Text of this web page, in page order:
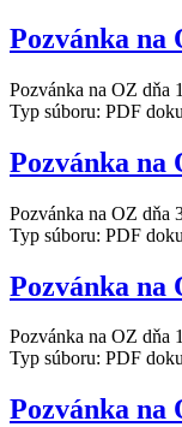
Pozvánka na
Pozvánka na OZ dňa
Typ súboru: PDF
Pozvánka na
Pozvánka na OZ dňa
Typ súboru: PDF
Pozvánka na
Pozvánka na OZ dňa
Typ súboru: PDF
Pozvánka na